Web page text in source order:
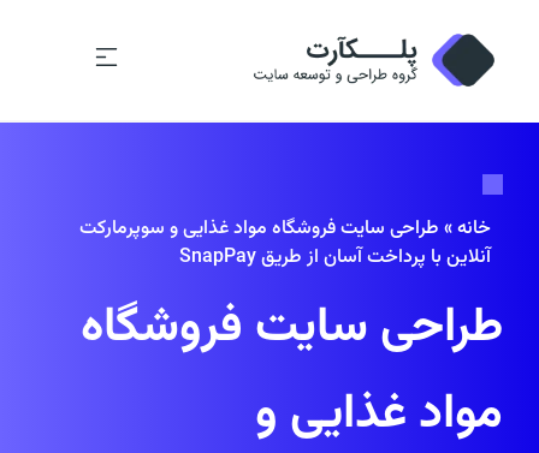
خانه»طراحی سایت فروشگاه مواد غذایی و سوپرمارکت
آنلاین با پرداخت آسان از طریق SnapPay
طراحی سایت فروشگاه
مواد غذایی و